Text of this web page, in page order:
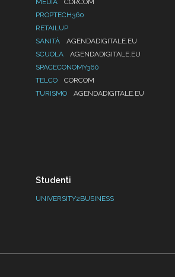
MEDIA
CORCOM
PROPTECH360
RETAILUP
SANITÀ
AGENDADIGITALE.EU
SCUOLA
AGENDADIGITALE.EU
SPACECONOMY360
TELCO
CORCOM
TURISMO
AGENDADIGITALE.EU
Studenti
UNIVERSITY2BUSINESS